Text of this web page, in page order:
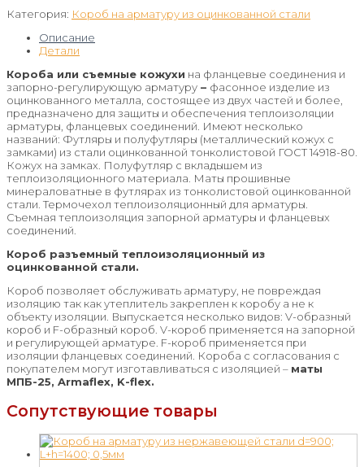
Категория: Короб на арматуру из оцинкованной стали
Описание
Детали
Короба или съемные кожухи на фланцевые соединения и
запорно-регулирующую арматуру – фасонное изделие из
оцинкованного металла, состоящее из двух частей и более,
предназначено для защиты и обеспечения теплоизоляции
арматуры, фланцевых соединений. Имеют несколько
названий: Футляры и полуфутляры (металлический кожух с
замками) из стали оцинкованной тонколистовой ГОСТ 14918-80.
Кожух на замках. Полуфутляр с вкладышем из
теплоизоляционного материала. Маты прошивные
минераловатные в футлярах из тонколистовой оцинкованной
стали. Термочехол теплоизоляционный для арматуры.
Съемная теплоизоляция запорной арматуры и фланцевых
соединений.
Короб разъемный теплоизоляционный из
оцинкованной стали.
Короб позволяет обслуживать арматуру, не повреждая
изоляцию так как утеплитель закреплен к коробу а не к
объекту изоляции. Выпускается несколько видов: V-образный
короб и F-образный короб. V-короб применяется на запорной
и регулирующей арматуре. F-короб применяется при
изоляции фланцевых соединений. Короба с согласования с
покупателем могут изготавливаться с изоляцией – маты
МПБ-25, Armaflex, K-flex.
Сопутствующие товары